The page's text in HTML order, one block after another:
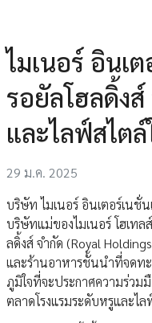
ไมเนอร์ อินเ
รอยัลโฮลดิ้ง
และไลฟ์สไต
29 ม.ค. 2025
บริษัท ไมเนอร์ อินเตอร์เน
บริษัทแม่ของไมเนอร์ โฮเท
ลดิ้งส์ จำกัด (Royal
และร้านอาหารชั้นนำที่จดท
ภูมิใจที่จะประกาศความร่วม
ตลาดโรงแรมระดับหรูและไ